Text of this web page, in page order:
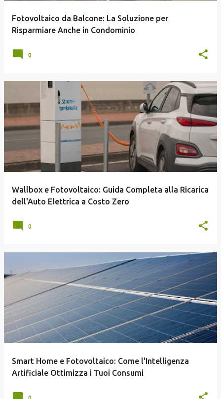
Fotovoltaico da Balcone: La Soluzione per
Risparmiare Anche in Condominio
0
Wallbox e Fotovoltaico: Guida Completa alla Ricarica
dell'Auto Elettrica a Costo Zero
0
Smart Home e Fotovoltaico: Come l'Intelligenza
Artificiale Ottimizza i Tuoi Consumi